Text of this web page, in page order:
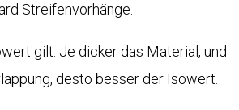
Streifenvorhänge.
gilt: Je dicker das Material, und
desto besser der Isowert.